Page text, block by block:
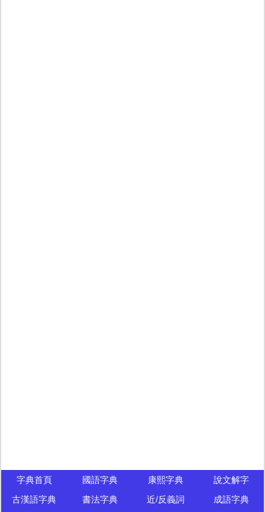
字典首頁 國語字典 康熙字典
說文解字
古漢語字典
書法字典 近/反義詞 成語字典